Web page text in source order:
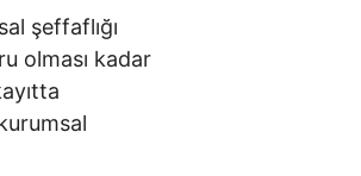
şeffaflığı
olması kadar